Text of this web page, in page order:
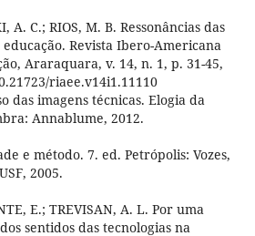
A. C.; RIOS, M. B. Ressonâncias das
Revista Ibero-Americana
Araraquara, v. 14, n. 1, p. 31-45,
riaee.v14i1.11110
das imagens técnicas. Elogia da
Annablume, 2012.
e método. 7. ed. Petrópolis: Vozes,
2005.
E.; TREVISAN, A. L. Por uma
sentidos das tecnologias na